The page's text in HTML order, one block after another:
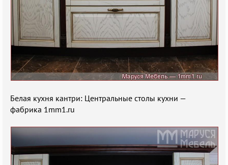
Белая кухня кантри: Центральные столы кухни —
фабрика 1mm1.ru